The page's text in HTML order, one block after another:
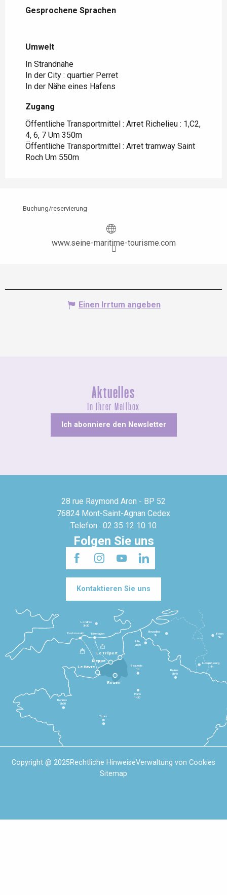
Gesprochene Sprachen
Gesprochene Sprachen
Umwelt
Umwelt
In Strandnähe
In der City : quartier Perret
In der Nähe eines Hafens
Zugang
Zugang
Öffentliche Transportmittel : Arret Richelieu : 1,C2,
4, 6, 7 Um 350m
Öffentliche Transportmittel : Arret tramway Saint
Roch Um 550m
Buchung/reservierung
www.seine-maritime-tourisme.com
Einen Irrtum angeben
Aktuelles
In Ihrer Mailbox
Ich abonniere den Newsletter
28 rue Raymond Aron - BP 52
76824 Mont-Saint-Agnan Cedex
Telefon : 02 35 12 10 10
Folgen Sie uns
Kontaktieren Sie uns
Le Havre
Dieppe
Le Tréport
Rennes
2h30
Tours
3h
Paris
1h30
Beauvais
1h
Reims
2h45
Lille
2h30
Bruxelles
3h
Londres
3h30
Newhaven
Portsmouth
Bonn
5h
Luxembourg
4h
Rouen
Copyright @ 2025Rechtliche HinweiseVerwaltung von Cookies
Sitemap